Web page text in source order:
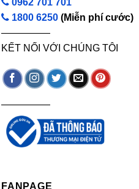
0962 701 701
1800 6250 (Miễn phí cước)
—————
KẾT NỐI VỚI CHÚNG TÔI
—————
FANPAGE